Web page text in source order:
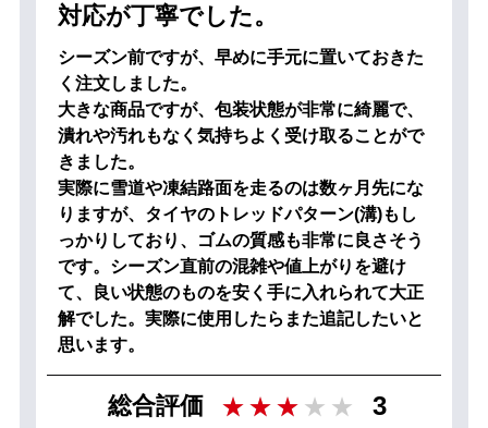
対応が丁寧でした。
シーズン前ですが、早めに手元に置いておきた
く注文しました。
大きな商品ですが、包装状態が非常に綺麗で、
潰れや汚れもなく気持ちよく受け取ることがで
きました。
実際に雪道や凍結路面を走るのは数ヶ月先にな
りますが、タイヤのトレッドパターン(溝)もし
っかりしており、ゴムの質感も非常に良さそう
です。シーズン直前の混雑や値上がりを避け
て、良い状態のものを安く手に入れられて大正
解でした。実際に使用したらまた追記したいと
思います。
総合評価 3